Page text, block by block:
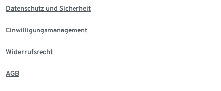
Datenschutz und Sicherheit
Einwilligungsmanagement
Widerrufsrecht
AGB